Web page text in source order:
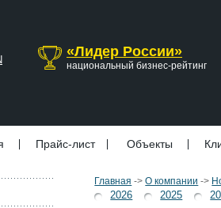
«Лидер России»
национальный бизнес-рейтинг
Прайс-лист Объекты
Главная ->О компании ->
2026 2025